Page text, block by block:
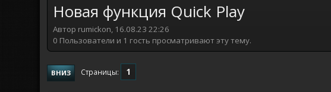
Новая функция Quick Play
Автор rumickon, 16.08.23 22:26
0 Пользователи и 1 гость просматривают эту тему.
ВНИЗ Страницы 1